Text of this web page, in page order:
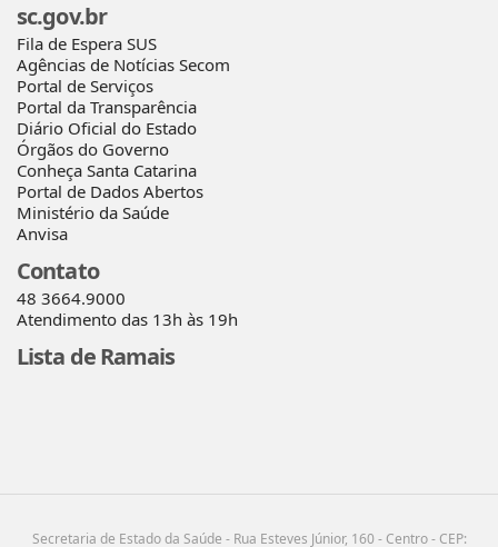
sc.gov.br
Fila de Espera SUS
Agências de Notícias Secom
Portal de Serviços
Portal da Transparência
Diário Oficial do Estado
Órgãos do Governo
Conheça Santa Catarina
Portal de Dados Abertos
Ministério da Saúde
Anvisa
Contato
48 3664.9000
Atendimento das 13h às 19h
Lista de Ramais
Secretaria de Estado da Saúde - Rua Esteves Júnior, 160 - Centro - CEP: